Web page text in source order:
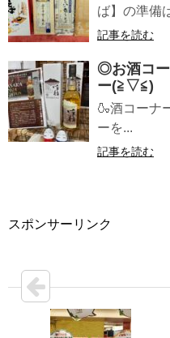
ば】の準備
記事を読む
◎お酒コ
ー(≧▽≦)
🍶酒コーナ
ーを...
記事を読む
スポンサーリンク